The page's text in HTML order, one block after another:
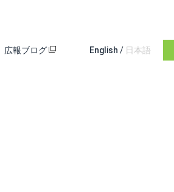
広報ブログ English / 日本語